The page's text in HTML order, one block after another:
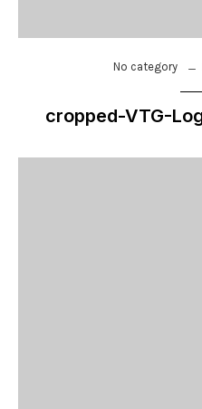
No category
cropped-VTG-